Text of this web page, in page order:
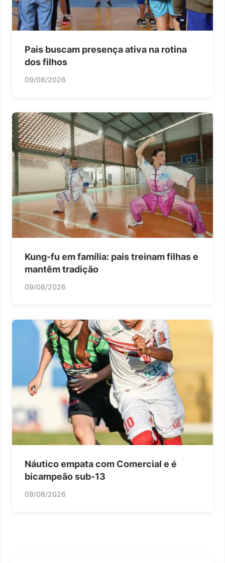
Pais buscam presença ativa na rotina
dos filhos
09/08/2026
Kung-fu em família: pais treinam filhas e
mantêm tradição
09/08/2026
Náutico empata com Comercial e é
bicampeão sub-13
09/08/2026